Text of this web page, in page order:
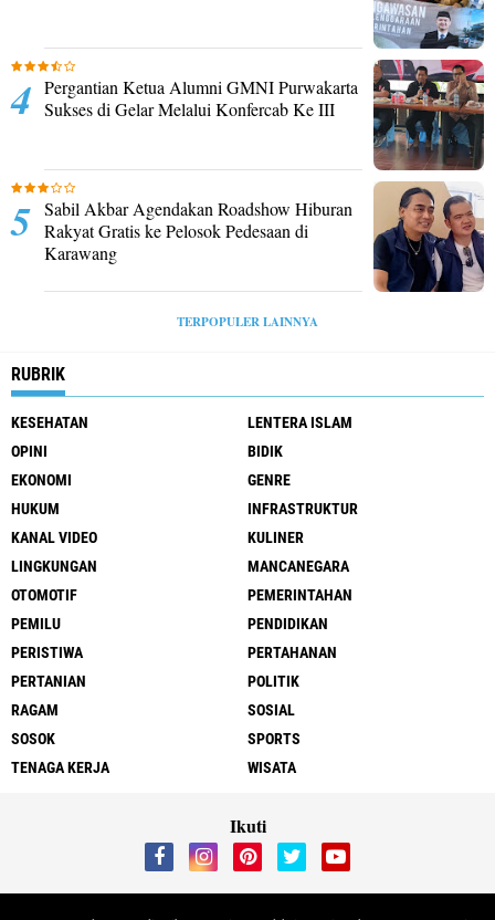
Pergantian Ketua Alumni GMNI Purwakarta
Sukses di Gelar Melalui Konfercab Ke III
Sabil Akbar Agendakan Roadshow Hiburan
Rakyat Gratis ke Pelosok Pedesaan di
Karawang
TERPOPULER LAINNYA
RUBRIK
KESEHATAN
LENTERA ISLAM
OPINI
BIDIK
EKONOMI
GENRE
HUKUM
INFRASTRUKTUR
KANAL VIDEO
KULINER
LINGKUNGAN
MANCANEGARA
OTOMOTIF
PEMERINTAHAN
PEMILU
PENDIDIKAN
PERISTIWA
PERTAHANAN
PERTANIAN
POLITIK
RAGAM
SOSIAL
SOSOK
SPORTS
TENAGA KERJA
WISATA
Ikuti